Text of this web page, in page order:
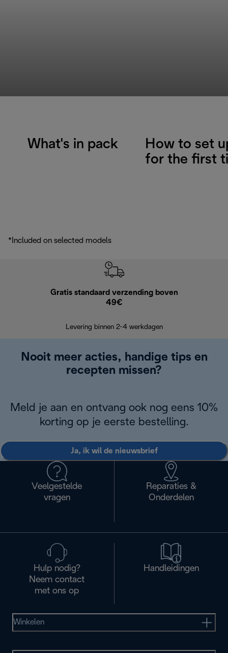
What's in pack
How to set
for the first
*Included on selected models
Gratis standaard verzending boven
49€
Levering binnen 2-4 werkdagen
Nooit meer acties, handige tips en
recepten missen?
Meld je aan en ontvang ook nog eens 10%
korting op je eerste bestelling.
Ja, ik wil de nieuwsbrief
Veelgestelde
vragen
Reparaties &
Onderdelen
Hulp nodig?
Neem contact
met ons op
Handleidingen
Winkelen